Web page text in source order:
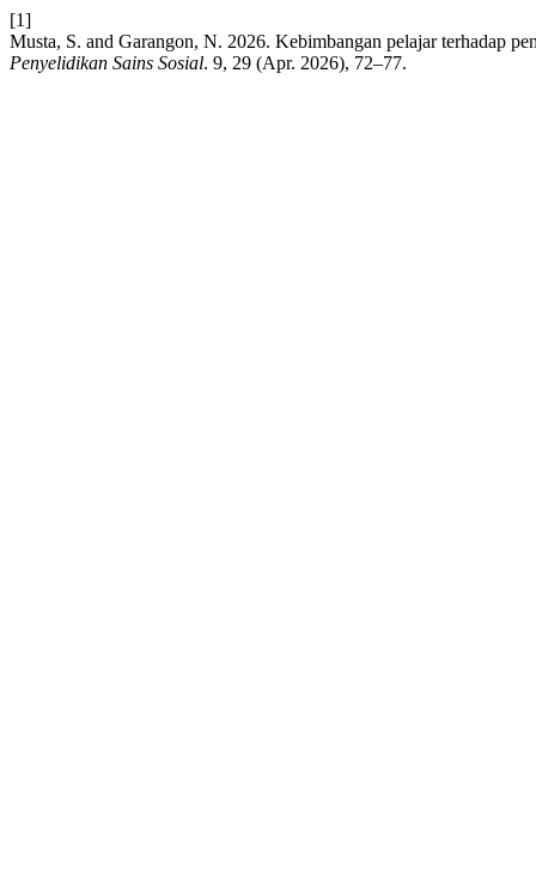
[1]
Musta, S. and Garangon, N. 2026. Kebimbangan pelajar terhadap
Penyelidikan Sains Sosial. 9, 29 (Apr. 2026), 72–77.